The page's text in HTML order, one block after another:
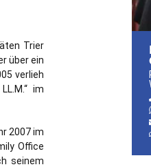
Trier
über ein
verlieh
im
2007 im
Office
seinem